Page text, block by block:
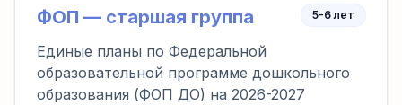
ФОП — старшая группа 5-6 лет
Единые планы по Федеральной
образовательной программе дошкольного
образования (ФОП ДО) на 2026-2027